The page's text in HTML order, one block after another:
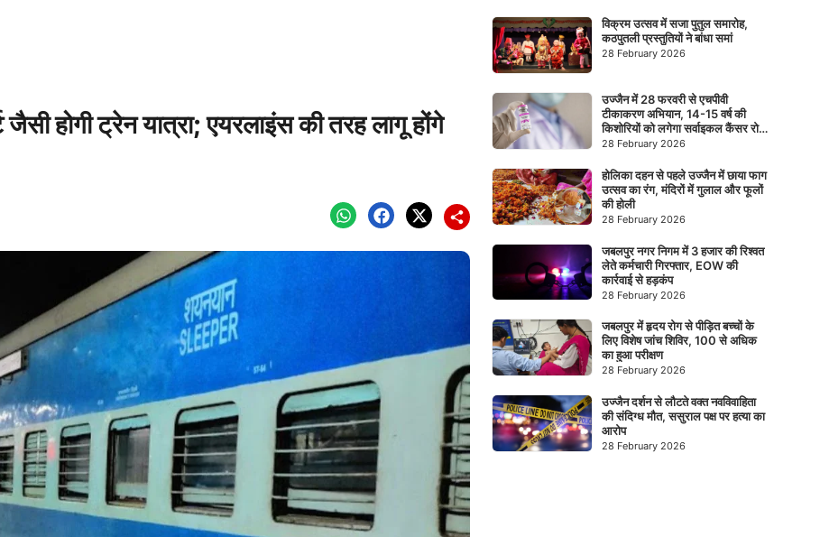
होगी ट्रेन यात्रा; एयरलाइंस की तरह लागू होंगे
विक्रम उत्सव में सजा पुतुल समारोह,
कठपुतली प्रस्तुतियों ने बांधा समां
28 February 2026
उज्जैन में 28 फरवरी से एचपीवी
टीकाकरण अभियान, 14-15 वर्ष की
किशोरियों को लगेगा सर्वाइकल कैंसर रोधी
टीका
28 February 2026
होलिका दहन से पहले उज्जैन में छाया फाग
उत्सव का रंग, मंदिरों में गुलाल और फूलों
की होली
28 February 2026
जबलपुर नगर निगम में 3 हजार की रिश्वत
लेते कर्मचारी गिरफ्तार, EOW की
कार्रवाई से हड़कंप
28 February 2026
जबलपुर में हृदय रोग से पीड़ित बच्चों के
लिए विशेष जांच शिविर, 100 से अधिक
का हुआ परीक्षण
28 February 2026
उज्जैन दर्शन से लौटते वक्त नवविवाहिता
की संदिग्ध मौत, ससुराल पक्ष पर हत्या का
आरोप
28 February 2026